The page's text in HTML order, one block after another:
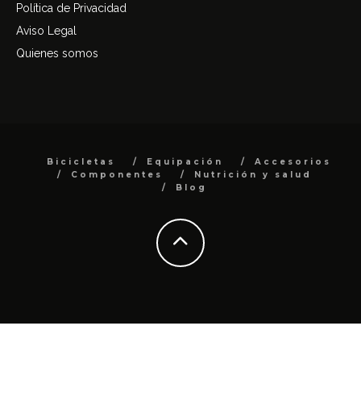
Política de Privacidad
Aviso Legal
Quienes somos
Bicicletas Equipación
Accesorios
Componentes
Nutrición y salud
Blog